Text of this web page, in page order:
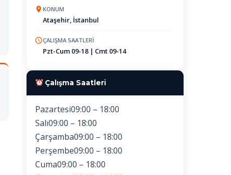
KONUM
Ataşehir, İstanbul
ÇALIŞMA SAATLERI
Pzt-Cum 09-18 | Cmt 09-14
Çalışma Saatleri
Pazartesi09:00 – 18:00
Salı09:00 – 18:00
Çarşamba09:00 – 18:00
Perşembe09:00 – 18:00
Cuma09:00 – 18:00